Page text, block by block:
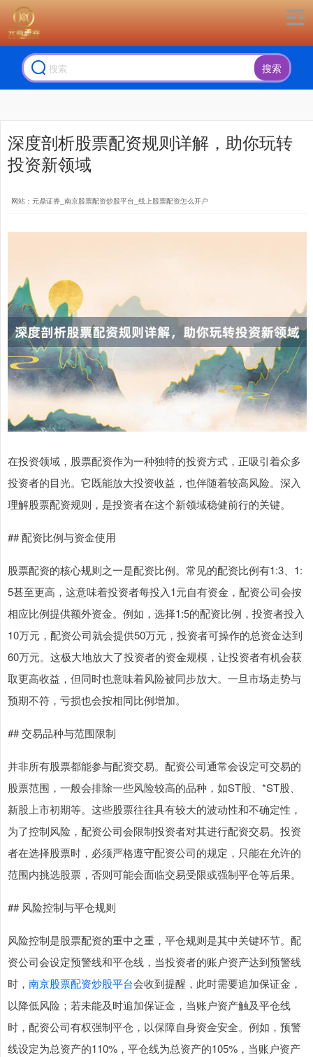
搜索
深度剖析股票配资规则详解，助你玩转
投资新领域
网站：元鼎证券_南京股票配资炒股平台_线上股票配资怎么开户
在投资领域，股票配资作为一种独特的投资方式，正吸引着众多
投资者的目光。它既能放大投资收益，也伴随着较高风险。深入
理解股票配资规则，是投资者在这个新领域稳健前行的关键。
## 配资比例与资金使用
股票配资的核心规则之一是配资比例。常见的配资比例有1:3、1:
5甚至更高，这意味着投资者每投入1元自有资金，配资公司会按
相应比例提供额外资金。例如，选择1:5的配资比例，投资者投入
10万元，配资公司就会提供50万元，投资者可操作的总资金达到
60万元。这极大地放大了投资者的资金规模，让投资者有机会获
取更高收益，但同时也意味着风险被同步放大。一旦市场走势与
预期不符，亏损也会按相同比例增加。
## 交易品种与范围限制
并非所有股票都能参与配资交易。配资公司通常会设定可交易的
股票范围，一般会排除一些风险较高的品种，如ST股、*ST股、
新股上市初期等。这些股票往往具有较大的波动性和不确定性，
为了控制风险，配资公司会限制投资者对其进行配资交易。投资
者在选择股票时，必须严格遵守配资公司的规定，只能在允许的
范围内挑选股票，否则可能会面临交易受限或强制平仓等后果。
## 风险控制与平仓规则
风险控制是股票配资的重中之重，平仓规则是其中关键环节。配
资公司会设定预警线和平仓线，当投资者的账户资产达到预警线
时， 南京股票配资炒股平台会收到提醒，此时需要追加保证金，
以降低风险；若未能及时追加保证金，当账户资产触及平仓线
时，配资公司有权强制平仓，以保障自身资金安全。例如，预警
线设定为总资产的110%，平仓线为总资产的105%，当账户资产